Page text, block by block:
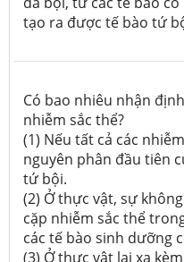
tạo ra được tế bào tứ
Có bao nhiêu nhận
nhiễm sắc thể?
(1) Nếu tất cả các
nguyên phân đầu tiên
tứ bội.
(2) Ở thực vật, sự
cặp nhiễm sắc thể
các tế bào sinh dưỡng
(3) Ở thực vật lai xa